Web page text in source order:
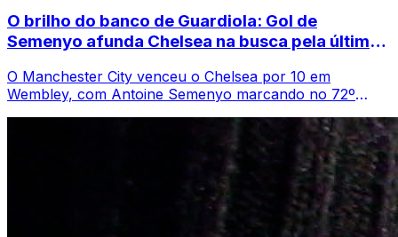
O brilho do banco de Guardiola: Gol de
Semenyo afunda Chelsea na busca pela última
O Manchester City venceu o Chelsea por 10 em
Wembley, com Antoine Semenyo marcando no 72º